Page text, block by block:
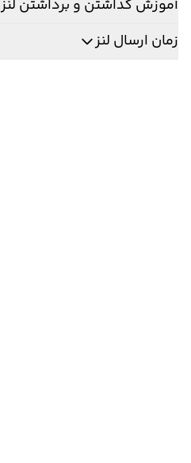
آموزش گذاشتن و برداشتن لنز
زمان ارسال لنز